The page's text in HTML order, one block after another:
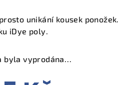
unikání kousek
iDye poly.
byla vyprodána…